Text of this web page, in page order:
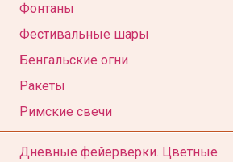
Фонтаны
Фестивальные шары
Бенгальские огни
Ракеты
Римские свечи
Дневные фейерверки. Цветные